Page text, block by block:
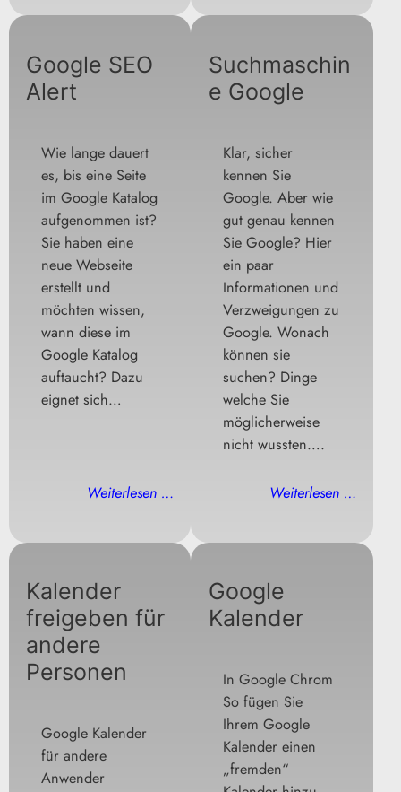
Google SEO
Alert
Wie lange dauert
es, bis eine Seite
im Google Katalog
aufgenommen ist?
Sie haben eine
neue Webseite
erstellt und
möchten wissen,
wann diese im
Google Katalog
auftaucht? Dazu
eignet sich…
Weiterlesen …
Suchmaschin
e Google
Klar, sicher
kennen Sie
Google. Aber wie
gut genau kennen
Sie Google? Hier
ein paar
Informationen und
Verzweigungen zu
Google. Wonach
können sie
suchen? Dinge
welche Sie
möglicherweise
nicht wussten….
Weiterlesen …
Kalender
freigeben für
andere
Personen
Google Kalender
für andere
Anwender
Google
Kalender
In Google Chrom
So fügen Sie
Ihrem Google
Kalender einen
„fremden“